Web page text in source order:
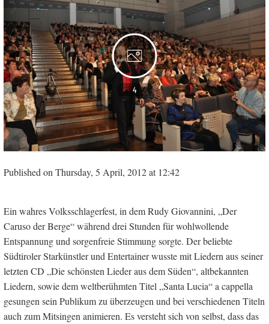
4
Published on Thursday, 5 April, 2012 at 12:42
Ein wahres Volksschlagerfest, in dem Rudy Giovannini, „Der
Caruso der Berge“ während drei Stunden für wohlwollende
Entspannung und sorgenfreie Stimmung sorgte. Der beliebte
Südtiroler Starkünstler und Entertainer wusste mit Liedern aus seiner
letzten CD „Die schönsten Lieder aus dem Süden“, altbekannten
Liedern, sowie dem weltberühmten Titel „Santa Lucia“ a cappella
gesungen sein Publikum zu überzeugen und bei verschiedenen Titeln
auch zum Mitsingen animieren. Es versteht sich von selbst, dass das